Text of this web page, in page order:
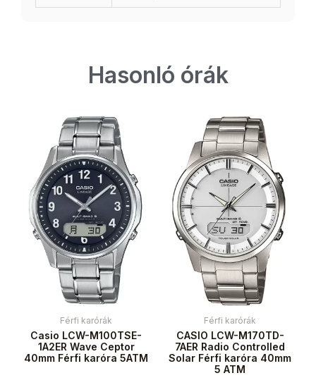
Hasonló órák
Férfi karórák
Casio LCW-M100TSE-
1A2ER Wave Ceptor
40mm Férfi karóra 5ATM
Férfi karórák
CASIO LCW-M170TD-
7AER Radio Controlled
Solar Férfi karóra 40mm
5 ATM